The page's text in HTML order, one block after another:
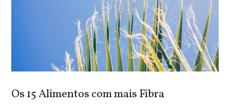
Os 15 Alimentos com mais Fibra